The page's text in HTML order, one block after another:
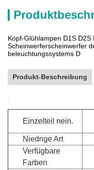
Kopf-Glühlampen D1S D2S
Scheinwerferscheinwerfer
beleuchtungssystems D
Produkt-Beschreibung
Einzelteil nein.
Niedrige Art
Verfügbare
Farben